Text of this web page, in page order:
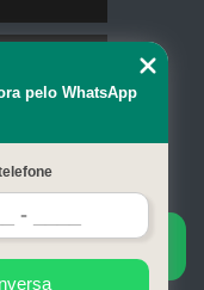
pelo WhatsApp